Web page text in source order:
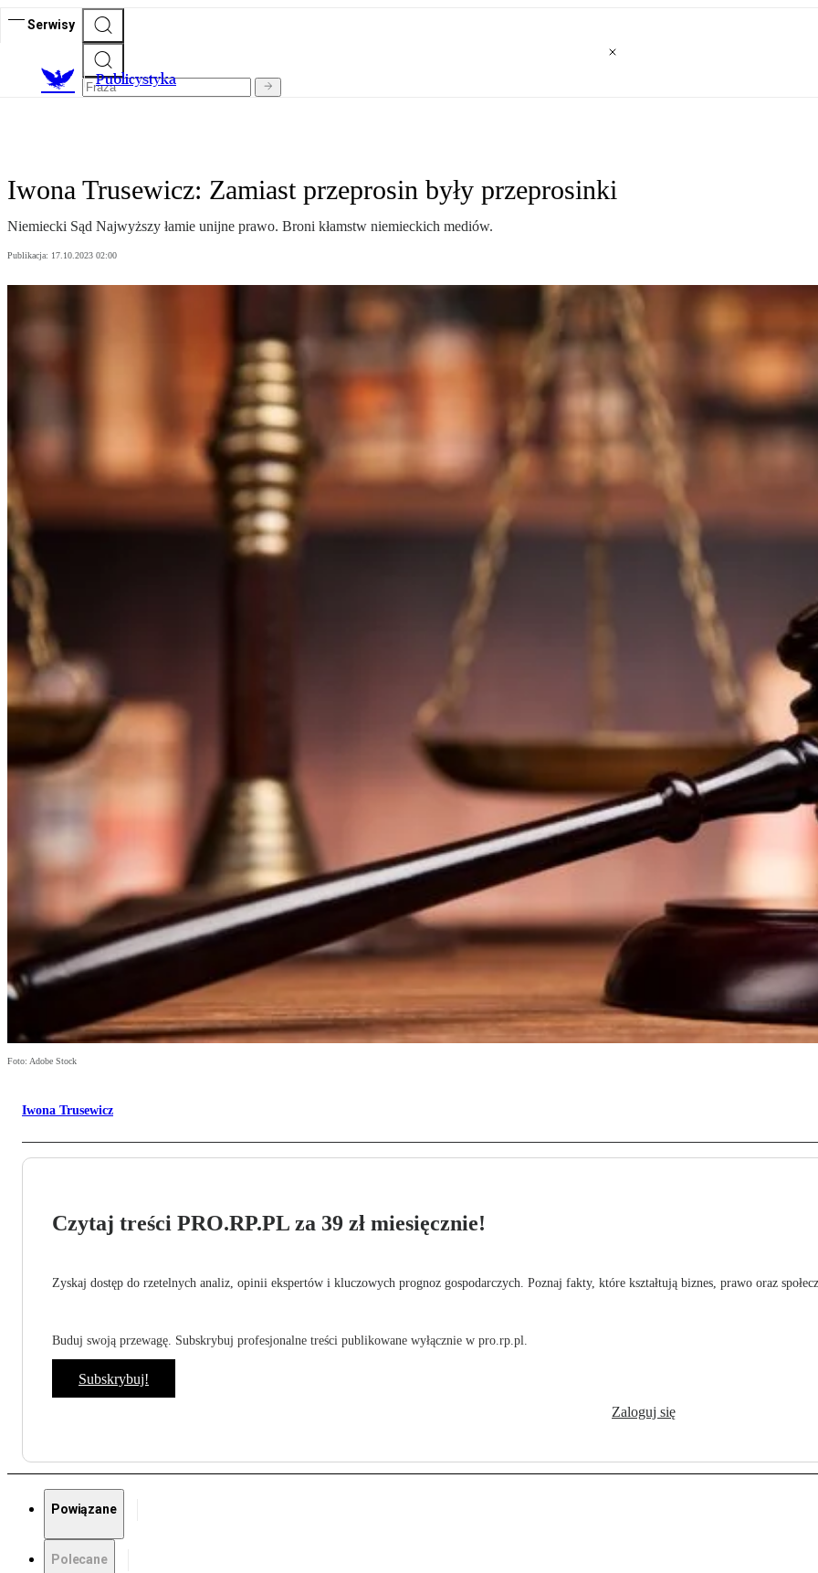
Serwisy
Publicystyka
Iwona Trusewicz: Zamiast przeprosin były przeprosinki
Niemiecki Sąd Najwyższy łamie unijne prawo. Broni kłamstw niemieckich mediów.
Publikacja: 17.10.2023 02:00
Foto: Adobe Stock
Iwona Trusewicz
Czytaj treści PRO.RP.PL za 39 zł miesięcznie!
Zyskaj dostęp do rzetelnych analiz, opinii ekspertów i kluczowych prognoz gospodarczych. Poznaj fakty, które kształtują biznes, prawo oraz
Buduj swoją przewagę. Subskrybuj profesjonalne treści publikowane wyłącznie w pro.rp.pl.
Subskrybuj!
Zaloguj się
Powiązane
Polecane